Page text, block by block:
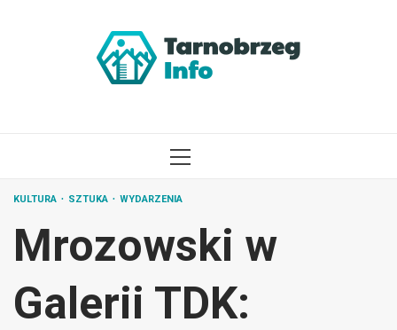
MENU
KULTURA SZTUKA WYDARZENIA
Mrozowski w
Galerii TDK: